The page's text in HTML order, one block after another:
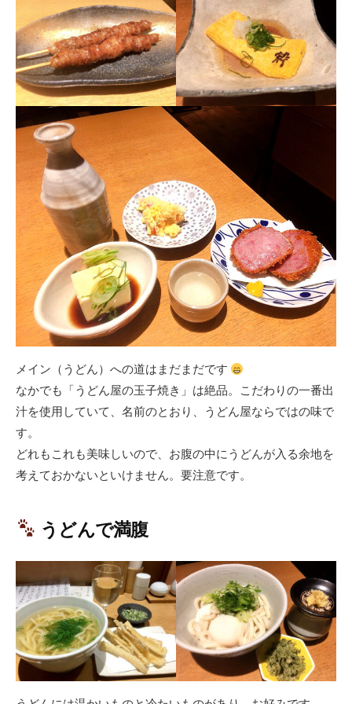
メイン（うどん）への道はまだまだです
なかでも「うどん屋の玉子焼き」は絶品。こだわりの一番出
汁を使用していて、名前のとおり、うどん屋ならではの味で
す。
どれもこれも美味しいので、お腹の中にうどんが入る余地を
考えておかないといけません。要注意です。
うどんで満腹